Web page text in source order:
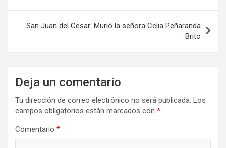
entradas
San Juan del Cesar: Murió la señora Celia Peñaranda
Brito
Deja un comentario
Tu dirección de correo electrónico no será publicada. Los
campos obligatorios están marcados con *
Comentario *